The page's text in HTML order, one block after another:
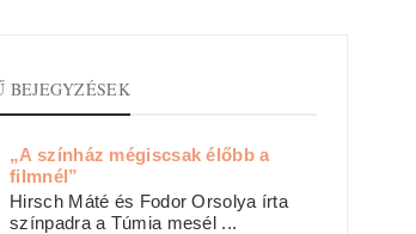
BEJEGYZÉSEK
„A színház mégiscsak élőbb a
filmnél”
Hirsch Máté és Fodor Orsolya írta
színpadra a Túmia mesél ...